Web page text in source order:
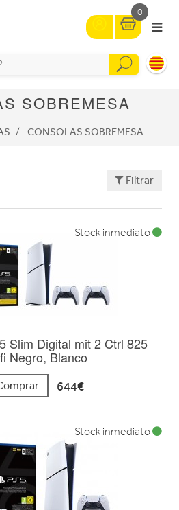
0
SOBREMESA
CONSOLAS SOBREMESA
Filtrar
Slim Digital mit 2 Ctrl 825
Negro, Blanco
644€
Stock inmediato
Stock inmediato